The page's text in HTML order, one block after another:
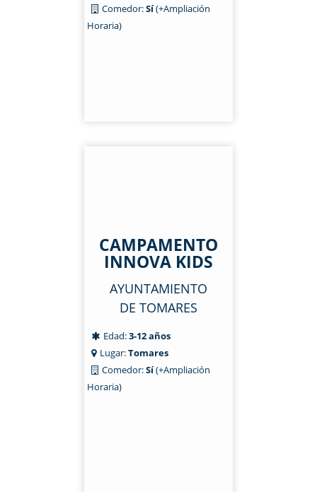
Comedor:Sí(+Ampliación
Horaria)
CAMPAMENTO
INNOVA KIDS
AYUNTAMIENTO
DE TOMARES
Edad:3-12 años
Lugar:Tomares
Comedor:Sí(+Ampliación
Horaria)